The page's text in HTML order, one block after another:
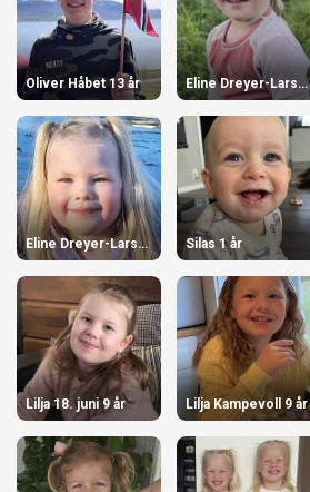
Oliver Håbet 13 år Eline Dreyer-Larsen 4 år
Eline Dreyer-Larsen 4 år Silas 1 år
Lilja 18. juni 9 år Lilja Kampevoll 9 år